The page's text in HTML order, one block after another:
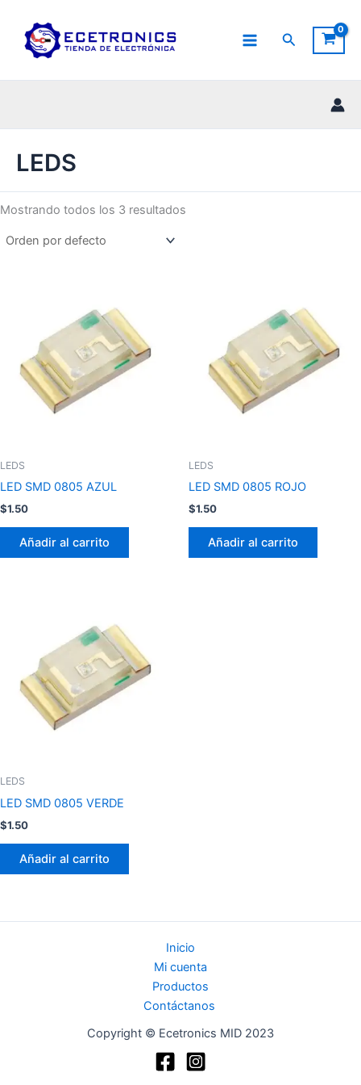
contenido
Buscar
LEDS
Mostrando todos los 3 resultados
LEDS
LED SMD 0805 AZUL
$1.50
Añadir al carrito
LEDS
LED SMD 0805 ROJO
$1.50
Añadir al carrito
LEDS
LED SMD 0805 VERDE
$1.50
Añadir al carrito
Inicio
Mi cuenta
Productos
Contáctanos
Copyright © Ecetronics MID 2023